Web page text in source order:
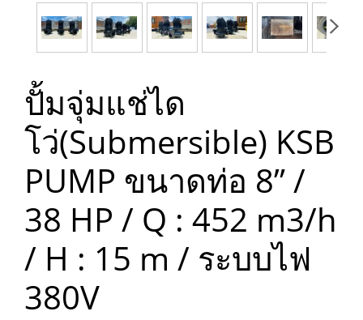
ปั้มจุ่มแช่ได
โว่(Submersible) KSB
PUMP ขนาดท่อ 8” /
38 HP / Q : 452 m3/h
/ H : 15 m / ระบบไฟ
380V